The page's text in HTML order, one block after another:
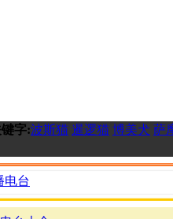
字:波斯猫 暹逻猫 博美犬 萨
电台